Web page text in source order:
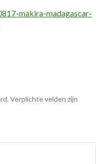
makira-madagascar-
Verplichte velden zijn